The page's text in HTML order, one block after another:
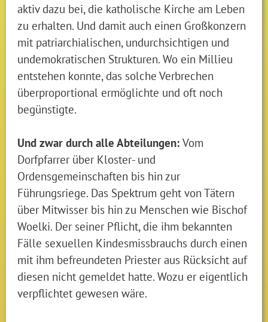
aktiv dazu bei, die katholische Kirche am Leben
zu erhalten. Und damit auch einen Großkonzern
mit patriarchialischen, undurchsichtigen und
undemokratischen Strukturen. Wo ein Millieu
entstehen konnte, das solche Verbrechen
überproportional ermöglichte und oft noch
begünstigte.
Und zwar durch alle Abteilungen:Vom
Dorfpfarrer über Kloster- und
Ordensgemeinschaften bis hin zur
Führungsriege. Das Spektrum geht von Tätern
über Mitwisser bis hin zu Menschen wie Bischof
Woelki. Der seiner Pflicht, die ihm bekannten
Fälle sexuellen Kindesmissbrauchs durch einen
mit ihm befreundeten Priester aus Rücksicht auf
diesen nicht gemeldet hatte. Wozu er eigentlich
verpflichtet gewesen wäre.